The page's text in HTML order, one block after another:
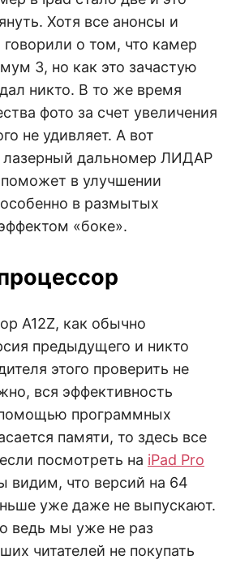
Хотя все анонсы и
о том, что камер
3, но как это зачастую
никто. В то же время
фото за счет увеличения
не удивляет. А вот
лазерный дальномер ЛИДАР
в улучшении
в размытых
«боке».
A12Z, как обычно
предыдущего и никто
этого проверить не
вся эффективность
помощью программных
памяти, то здесь все
посмотреть на iPad Pro
видим, что версий на 64
уже даже не выпускают.
ведь мы уже не раз
читателей не покупать